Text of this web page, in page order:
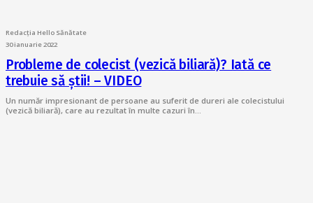
Redacția Hello Sănătate
30 ianuarie 2022
Probleme de colecist (vezică biliară)? Iată ce
trebuie să știi! – VIDEO
Un număr impresionant de persoane au suferit de dureri ale colecistului
(vezică biliară), care au rezultat în multe cazuri în…